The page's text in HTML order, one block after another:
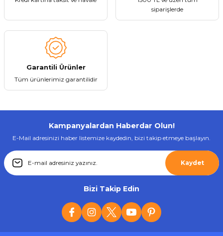
siparişlerde
Garantili Ürünler
Tüm ürünlerimiz garantilidir
Kampanyalardan Haberdar Olun!
E-Mail adresinizi haber listemize kaydedin, bizi takip etmeye başlayın.
Kaydet
Bizi Takip Edin